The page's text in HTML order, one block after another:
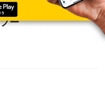
タとAIを活用し、未
ー